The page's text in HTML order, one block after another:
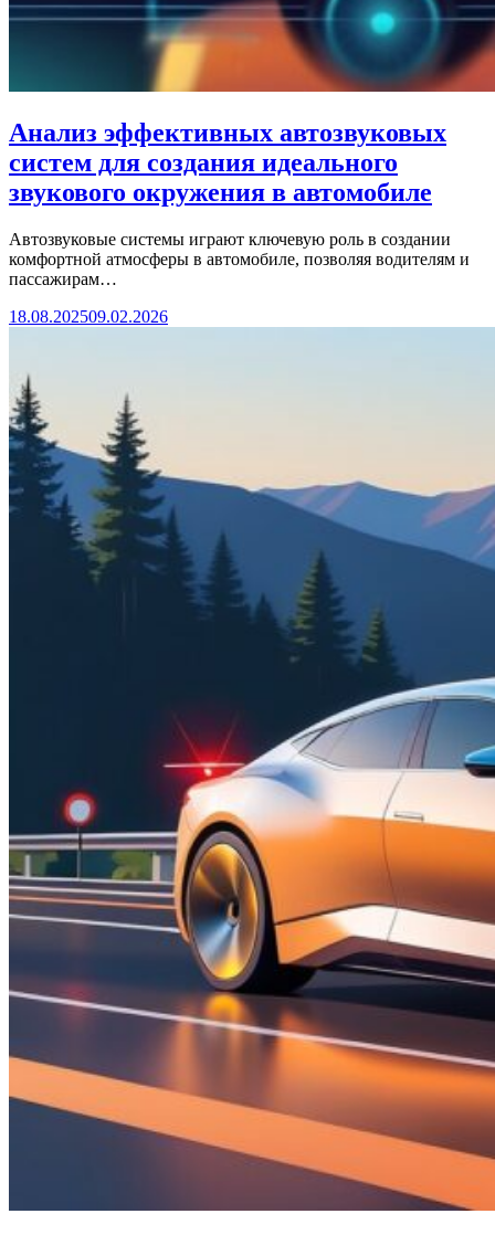
Анализ эффективных автозвуковых
систем для создания идеального
звукового окружения в автомобиле
Автозвуковые системы играют ключевую роль в создании
комфортной атмосферы в автомобиле, позволяя водителям и
пассажирам…
18.08.202509.02.2026